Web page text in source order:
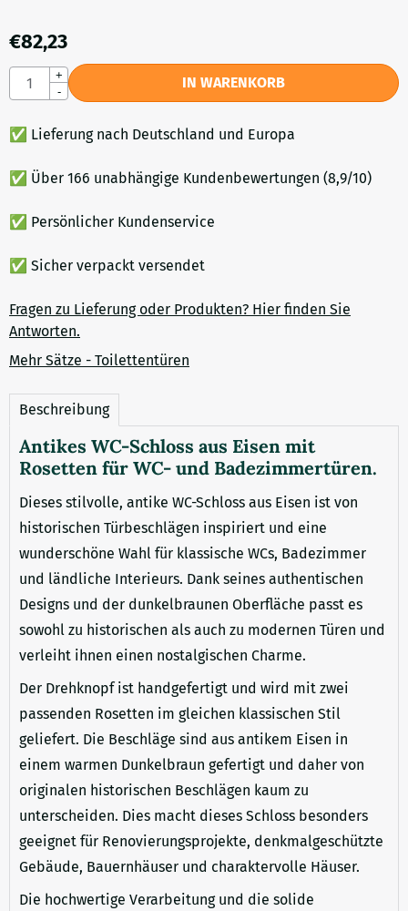
€82,23
Anzahl
+
-
IN WARENKORB
✅ Lieferung nach Deutschland und Europa
✅ Über 166 unabhängige Kundenbewertungen (8,9/10)
✅ Persönlicher Kundenservice
✅ Sicher verpackt versendet
Fragen zu Lieferung oder Produkten? Hier finden Sie
Antworten.
Mehr Sätze - Toilettentüren
Beschreibung
Antikes WC-Schloss aus Eisen mit
Rosetten für WC- und Badezimmertüren.
Dieses stilvolle, antike WC-Schloss aus Eisen ist von
historischen Türbeschlägen inspiriert und eine
wunderschöne Wahl für klassische WCs, Badezimmer
und ländliche Interieurs. Dank seines authentischen
Designs und der dunkelbraunen Oberfläche passt es
sowohl zu historischen als auch zu modernen Türen und
verleiht ihnen einen nostalgischen Charme.
Der Drehknopf ist handgefertigt und wird mit zwei
passenden Rosetten im gleichen klassischen Stil
geliefert. Die Beschläge sind aus antikem Eisen in
einem warmen Dunkelbraun gefertigt und daher von
originalen historischen Beschlägen kaum zu
unterscheiden. Dies macht dieses Schloss besonders
geeignet für Renovierungsprojekte, denkmalgeschützte
Gebäude, Bauernhäuser und charaktervolle Häuser.
Die hochwertige Verarbeitung und die solide